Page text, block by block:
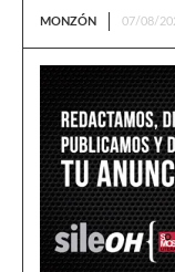
MONZÓN 07/08/